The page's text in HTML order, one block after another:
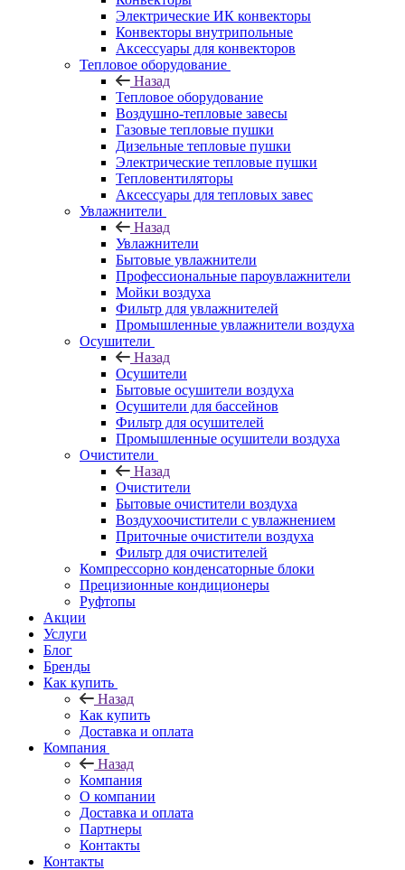
Электрические ИК конвекторы
Конвекторы внутрипольные
Аксессуары для конвекторов
Тепловое оборудование
Назад
Тепловое оборудование
Воздушно-тепловые завесы
Газовые тепловые пушки
Дизельные тепловые пушки
Электрические тепловые пушки
Тепловентиляторы
Аксессуары для тепловых завес
Увлажнители
Назад
Увлажнители
Бытовые увлажнители
Профессиональные пароувлажнители
Мойки воздуха
Фильтр для увлажнителей
Промышленные увлажнители воздуха
Осушители
Назад
Осушители
Бытовые осушители воздуха
Осушители для бассейнов
Фильтр для осушителей
Промышленные осушители воздуха
Очистители
Назад
Очистители
Бытовые очистители воздуха
Воздухоочистители с увлажнением
Приточные очистители воздуха
Фильтр для очистителей
Компрессорно конденсаторные блоки
Прецизионные кондиционеры
Руфтопы
Акции
Услуги
Блог
Бренды
Как купить
Назад
Как купить
Доставка и оплата
Компания
Назад
Компания
О компании
Доставка и оплата
Партнеры
Контакты
Контакты